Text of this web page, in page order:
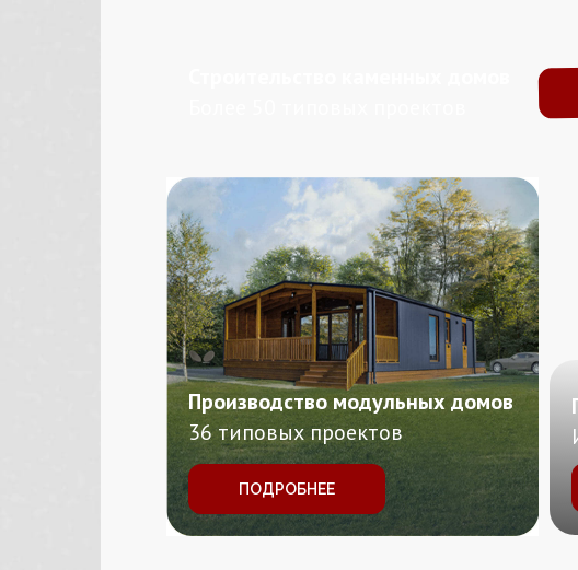
Производство модульных домов
36 типовых проектов
ПОДРОБНЕЕ